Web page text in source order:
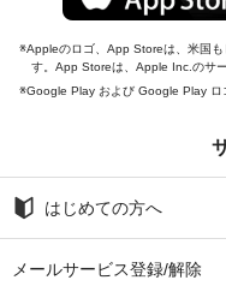
Appleのロゴ、App Storeは、米国
す。App Storeは、Apple Inc.のサー
Google Play および Google Play ロ
はじめての方へ
メールサービス登録/解除